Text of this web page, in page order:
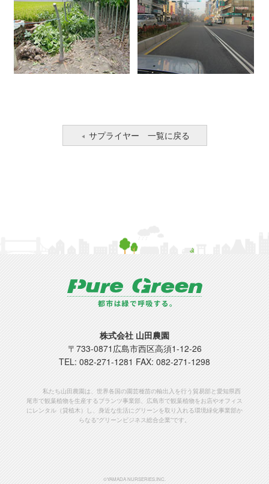
サプライヤー 一覧に戻る
株式会社 山田農園
〒 733-0871 広島市西区高須1-12-26
TEL: 082-271-1281 FAX: 082-271-1298
私たち山田農園は、世界各国の園芸種苗の輸出入を行う貿易部と愛知県西
尾市で観葉植物を生産するプランツ事業部、広島市で観葉植物をお店やオフィス
にレンタル（貸植木）し、身近な生活にグリーンを取り入れる環境緑化事業部か
らなる“グリーンビジネス総合企業”です。
©YAMADA NURSERIES.INC.